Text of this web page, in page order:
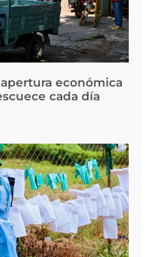
económica
cada día